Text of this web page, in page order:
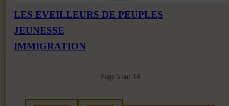
LES EVEILLEURS DE PEUPLES
JEUNESSE
IMMIGRATION
Page 5 sur 14